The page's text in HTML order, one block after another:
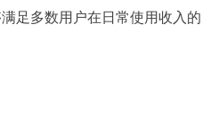
足多数用户在日常使用收入的